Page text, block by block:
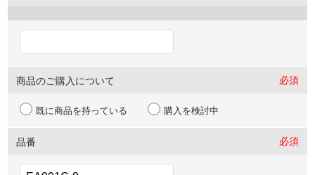
商品のご購入について 必須
既に商品を持っている 購入を検討中
品番 必須